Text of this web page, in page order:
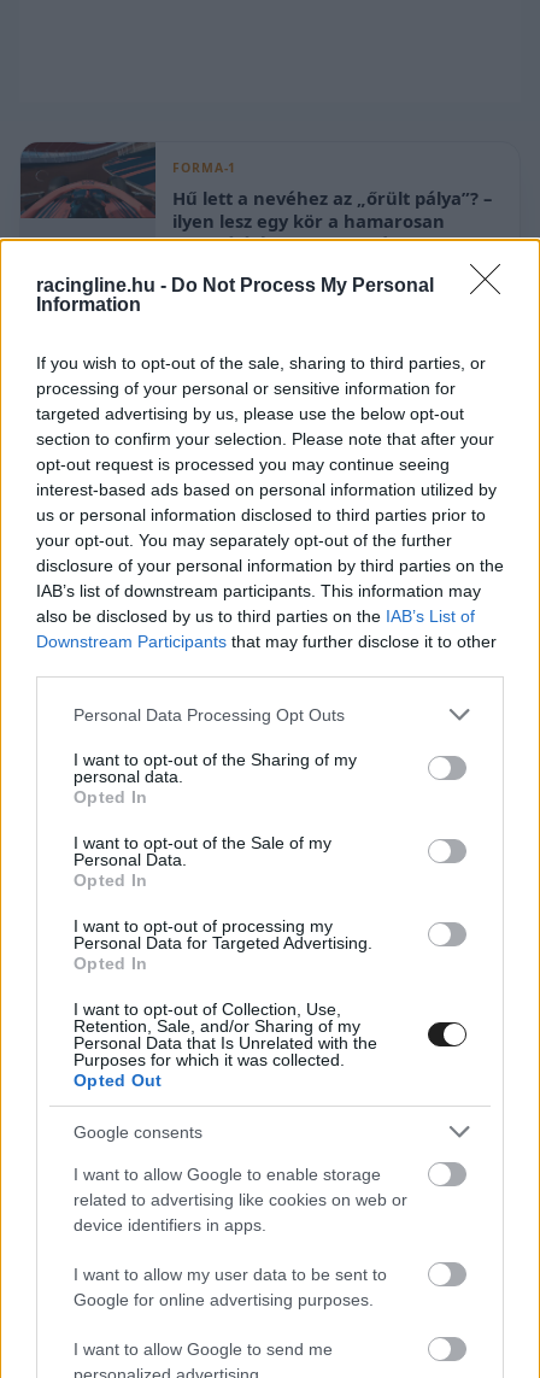
racingline.hu - Do Not Process My Personal
Information
If you wish to opt-out of the sale, sharing to third parties, or
processing of your personal or sensitive information for
targeted advertising by us, please use the below opt-out
section to confirm your selection. Please note that after your
opt-out request is processed you may continue seeing
interest-based ads based on personal information utilized by
us or personal information disclosed to third parties prior to
your opt-out. You may separately opt-out of the further
disclosure of your personal information by third parties on the
IAB’s list of downstream participants. This information may
also be disclosed by us to third parties on the IAB’s List of
Downstream Participants that may further disclose it to other
Please note that this website/app uses one or more Google
not limited to your visit or usage behaviour. You may click to
grant or deny consent to Google and its third-party tags to
use your data for below specified purposes in below Google
consent section.
Personal Data Processing Opt Outs
I want to opt-out of the Sharing of my
personal data.
Opted In
I want to opt-out of the Sale of my
Personal Data.
Opted In
I want to opt-out of processing my
Personal Data for Targeted Advertising.
Opted In
I want to opt-out of Collection, Use,
Retention, Sale, and/or Sharing of my
Personal Data that Is Unrelated with the
Purposes for which it was collected.
Opted Out
Google consents
I want to allow Google to enable storage
related to advertising like cookies on web or
device identifiers in apps.
I want to allow my user data to be sent to
Google for online advertising purposes.
I want to allow Google to send me
FORMA-1
Hű lett a nevéhez az „őrült pálya”? –
ilyen lesz egy kör a hamarosan
debütáló új F1-es helyszínen
amelynek során a két pilóta a szabályok szerint
összesen 200 kilométert tehet meg. Bár ezalatt
csak a Pirellinek az erre kijelölt gumijait
használhatják, mivel az SF-26-ost, vagyis az idei
autót fogják pályára vinni, így is értékes
adatokat nyerhetnek a futamhétvégére
vonatkozóan.
szemben. Bár a Cadillacen kívül elméletileg
ezzel két probléma is van. Egyrészt az istállók
egy ilyen lehetőséget, vagyis nem kizárt, hogy
már más is kifogyott belőle, másrészt utcai
pálya lévén nehéz elképzelni, hogy rendszeresek
legyenek az ilyen rendezvények.